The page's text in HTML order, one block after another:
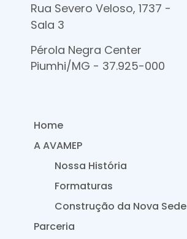
Rua Severo Veloso, 1737 -
Sala 3
Pérola Negra Center
Piumhi/MG - 37.925-000
Home
A AVAMEP
Nossa História
Formaturas
Construção da Nova Sede
Parceria